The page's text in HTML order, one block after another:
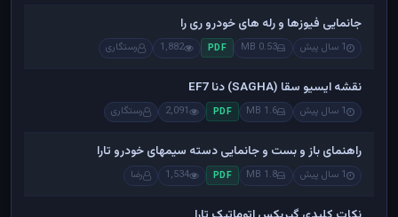
جانمایی فیوزها و رله های خودرو ری را
1 سال پیش 0.53 MB
PDF
1,882 رستگاری
نقشه ایسیو سقا (SAGHA) دنا EF7
1 سال پیش 1.6 MB
PDF
2,091 رستگاری
راهنمای باز و بست و جانمایی دسته سیمهای خودرو تارا
1 سال پیش 1.8 MB
PDF
1,534 رضا